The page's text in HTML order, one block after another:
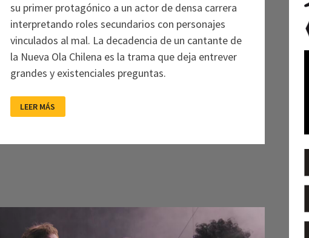
su primer protagónico a un actor de densa carrera
interpretando roles secundarios con personajes
vinculados al mal. La decadencia de un cantante de
la Nueva Ola Chilena es la trama que deja entrever
grandes y existenciales preguntas.
AÑOS
SALVAJES:
NOSTALGIA
LEER MÁS